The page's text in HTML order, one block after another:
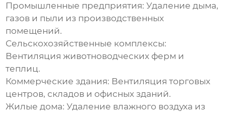
Промышленные предприятия: Удаление дыма,
газов и пыли из производственных
помещений.
Сельскохозяйственные комплексы:
Вентиляция животноводческих ферм и
теплиц.
Коммерческие здания: Вентиляция торговых
центров, складов и офисных зданий.
Жилые дома: Удаление влажного воздуха из